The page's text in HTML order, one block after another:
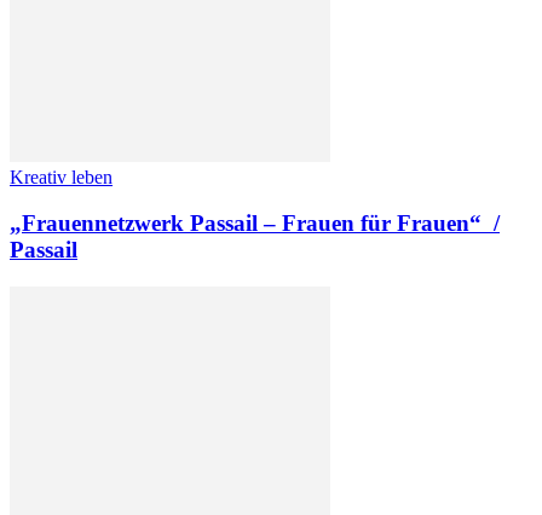
Kreativ leben
„Frauennetzwerk Passail – Frauen für Frauen“ /
Passail